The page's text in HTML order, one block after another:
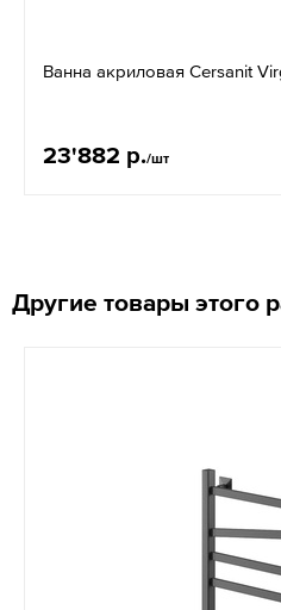
Ванна акриловая Cersanit
23'882 р./шт
Другие товары этого